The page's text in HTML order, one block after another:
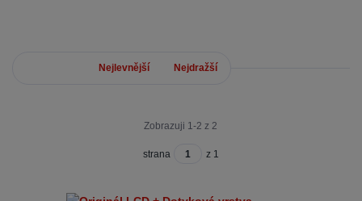
Nejlevnější Nejdražší
Zobrazuji 1-2 z 2
strana z 1